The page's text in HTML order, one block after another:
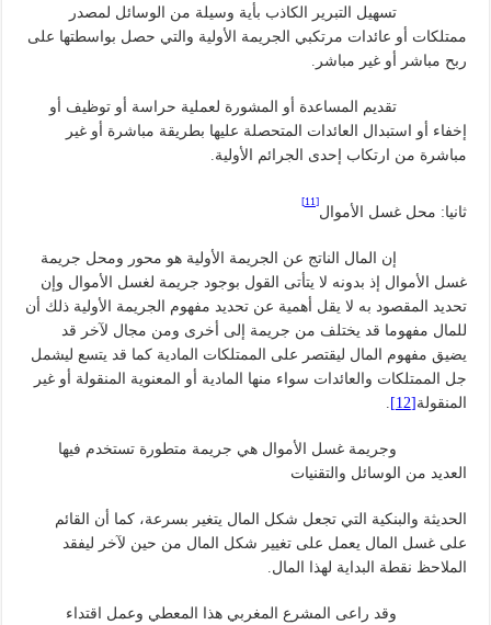
تسهيل التبرير الكاذب بأية وسيلة من الوسائل لمصدر
ممتلكات أو عائدات مرتكبي الجريمة الأولية والتي حصل بواسطتها على
ربح مباشر أو غير مباشر.
تقديم المساعدة أو المشورة لعملية حراسة أو توظيف أو
إخفاء أو استبدال العائدات المتحصلة عليها بطريقة مباشرة أو غير
مباشرة من ارتكاب إحدى الجرائم الأولية.
ثانيا: محل غسل الأموال
[11]
إن المال الناتج عن الجريمة الأولية هو محور ومحل جريمة
غسل الأموال إذ بدونه لا يتأتى القول بوجود جريمة لغسل الأموال وإن
تحديد المقصود به لا يقل أهمية عن تحديد مفهوم الجريمة الأولية ذلك أن
للمال مفهوما قد يختلف من جريمة إلى أخرى ومن مجال لآخر قد
يضيق مفهوم المال ليقتصر على الممتلكات المادية كما قد يتسع ليشمل
جل الممتلكات والعائدات سواء منها المادية أو المعنوية المنقولة أو غير
المنقولة [12]
وجريمة غسل الأموال هي جريمة متطورة تستخدم فيها
العديد من الوسائل والتقنيات
الحديثة والبنكية التي تجعل شكل المال يتغير بسرعة، كما أن القائم
على غسل المال يعمل على تغيير شكل المال من حين لآخر ليفقد
الملاحظ نقطة البداية لهذا المال.
وقد راعى المشرع المغربي هذا المعطي وعمل اقتداء